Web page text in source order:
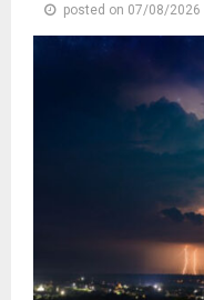
posted on 07/08/2026